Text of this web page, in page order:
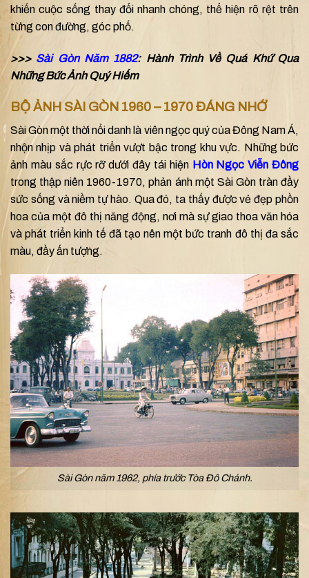
khiến cuộc sống thay đổi nhanh chóng, thể hiện rõ rệt trên
từng con đường, góc phố.
>>> Sài Gòn Năm 1882: Hành Trình Về Quá Khứ Qua
Những Bức Ảnh Quý Hiếm
BỘ ẢNH SÀI GÒN 1960 – 1970 ĐÁNG NHỚ
Sài Gòn một thời nổi danh là viên ngọc quý của Đông Nam Á,
nhộn nhịp và phát triển vượt bậc trong khu vực. Những bức
ảnh màu sắc rực rỡ dưới đây tái hiện Hòn Ngọc Viễn Đông
trong thập niên 1960-1970, phản ánh một Sài Gòn tràn đầy
sức sống và niềm tự hào. Qua đó, ta thấy được vẻ đẹp phồn
hoa của một đô thị năng động, nơi mà sự giao thoa văn hóa
và phát triển kinh tế đã tạo nên một bức tranh đô thị đa sắc
màu, đầy ấn tượng.
Sài Gòn năm 1962, phía trước Tòa Đô Chánh.